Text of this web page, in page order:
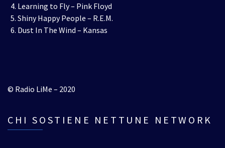
Learning to Fly – Pink Floyd
Shiny Happy People – R.E.M.
Dust In The Wind – Kansas
© Radio LiMe – 2020
CHI SOSTIENE NETTUNE NETWORK